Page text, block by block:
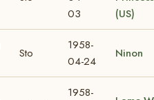
03
(US)
Sto
1958-
04-24
Ninon
1958-